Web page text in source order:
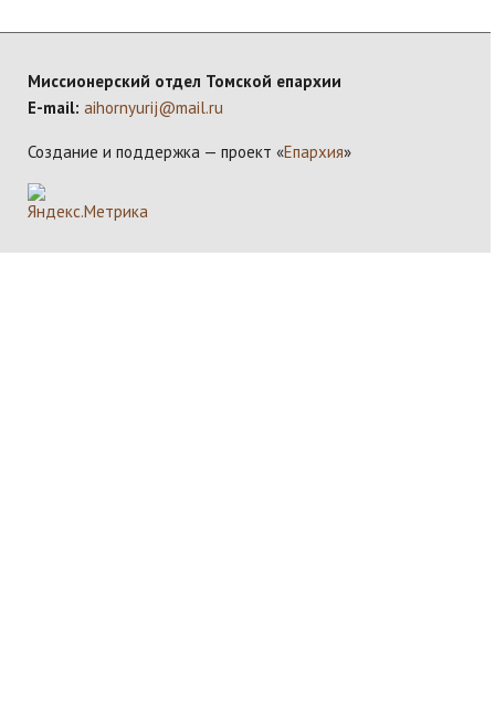
Миссионерский отдел Томской епархии
E-mail: aihornyurij@mail.ru
Создание и поддержка — проект «Епархия»